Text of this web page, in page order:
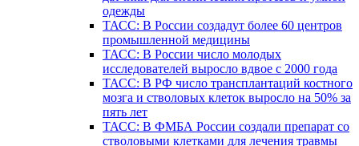
одежды
ТАСС: В России создадут более 60 центров
промышленной медицины
ТАСС: В России число молодых
исследователей выросло вдвое с 2000 года
ТАСС: В РФ число трансплантаций костного
мозга и стволовых клеток выросло на 50% за
пять лет
ТАСС: В ФМБА России создали препарат со
стволовыми клетками для лечения травмы